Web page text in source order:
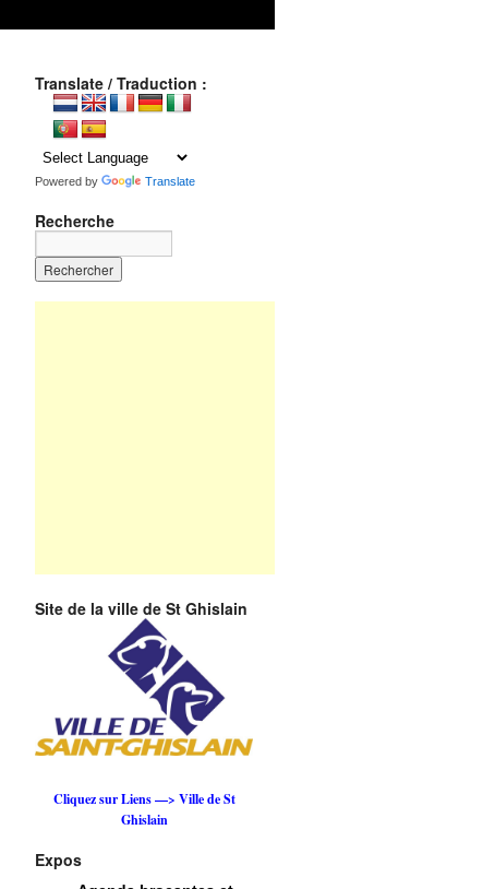
Translate / Traduction :
Powered by Translate
Recherche
Site de la ville de St Ghislain
Cliquez sur Liens —> Ville de St
Ghislain
Expos